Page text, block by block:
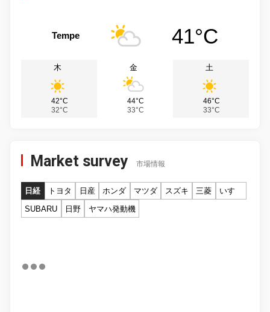
Tempe 41°C
木
42°C
32°C
金
44°C
33°C
土
46°C
33°C
Market survey 市場情報
日経 トヨタ 日産 ホンダ マツダ スズキ 三菱
いすゞ
SUBARU
日野 ヤマハ発動機